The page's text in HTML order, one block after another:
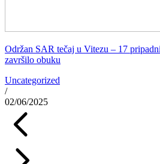
Održan SAR tečaj u Vitezu – 17
završilo obuku
Uncategorized
/
02/06/2025